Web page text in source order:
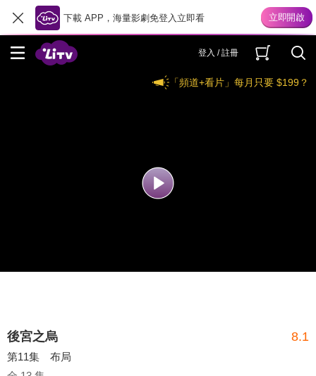
下載 APP，海量影劇免登入立即看
登入 / 註冊
「頻道+看片」每月只要 $199？
後宮之烏 8.1
第11集 布局